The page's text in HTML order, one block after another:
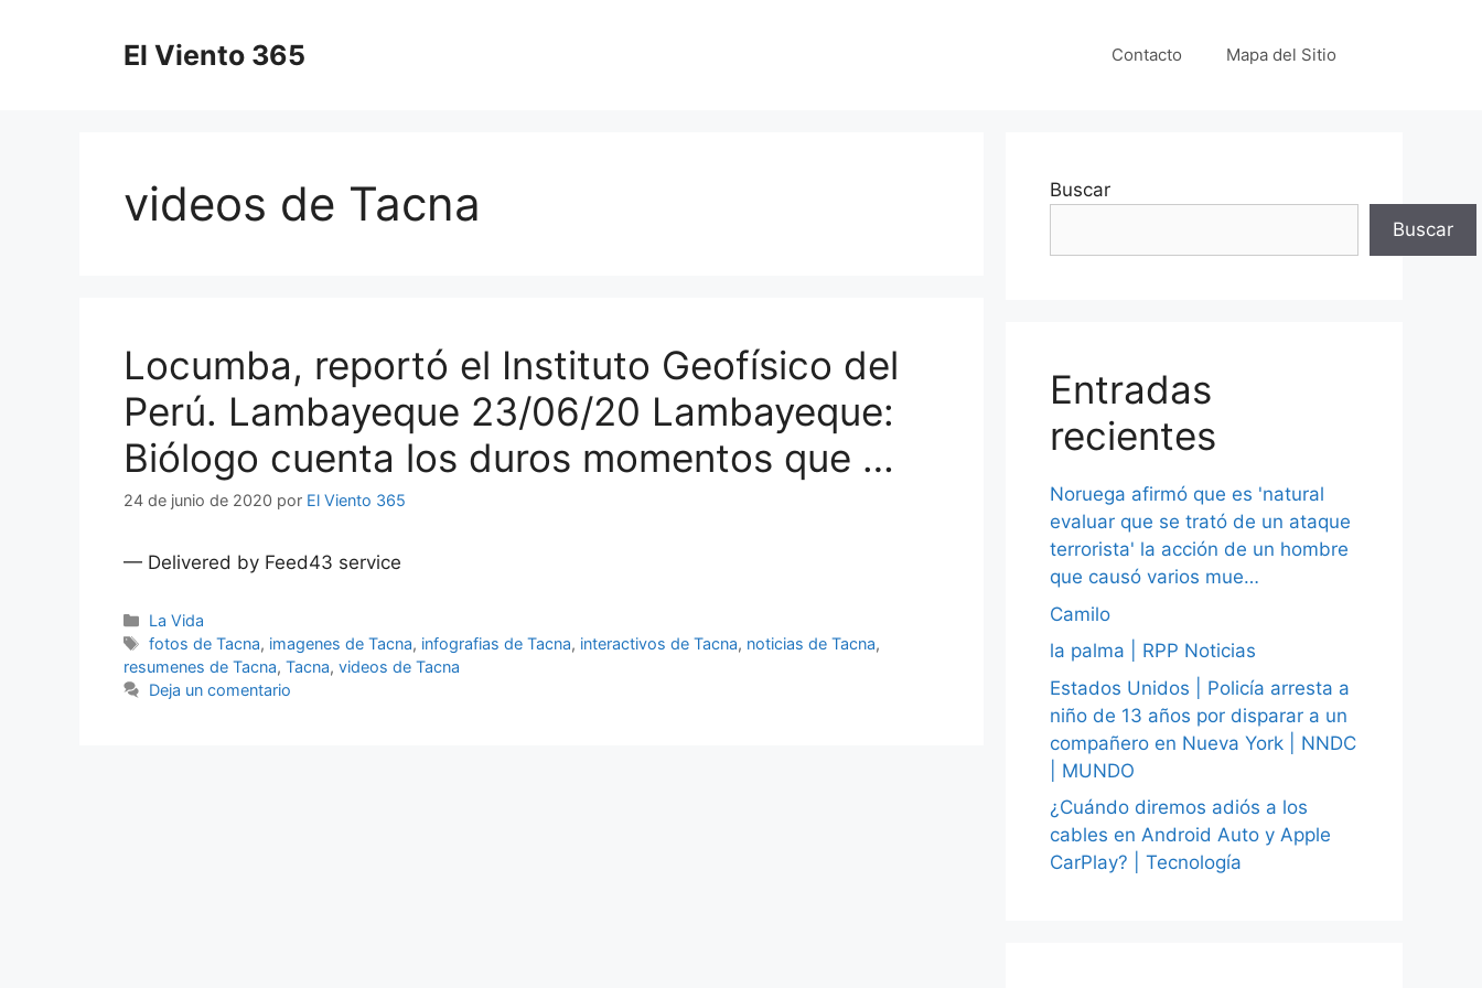
El Viento 365 Contacto Mapa del Sitio
videos de Tacna
Locumba, reportó el Instituto Geofísico del
Perú. Lambayeque 23/06/20 Lambayeque:
Biólogo cuenta los duros momentos que …
24 de junio de 2020 por El Viento 365
— Delivered by Feed43 service
Categorías
La Vida
Etiquetas
fotos de Tacna, imagenes de Tacna, infografias de Tacna, interactivos de Tacna, noticias de Tacna,
resumenes de Tacna, Tacna, videos de Tacna
Deja un comentario
Buscar
Buscar
Entradas
recientes
Noruega afirmó que es 'natural
evaluar que se trató de un ataque
terrorista' la acción de un hombre
que causó varios mue…
Camilo
la palma | RPP Noticias
Estados Unidos | Policía arresta a
niño de 13 años por disparar a un
compañero en Nueva York | NNDC
| MUNDO
¿Cuándo diremos adiós a los
cables en Android Auto y Apple
CarPlay? | Tecnología